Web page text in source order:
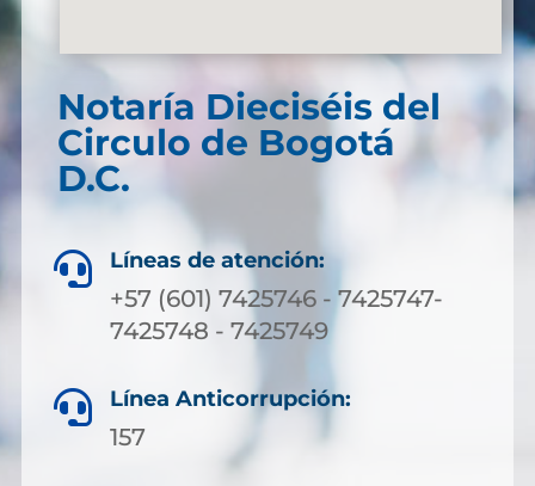
Notaría Dieciséis del
Circulo de Bogotá
D.C.
 Líneas de atención:
+57 (601) 7425746 - 7425747-
7425748 - 7425749
 Línea Anticorrupción:
157